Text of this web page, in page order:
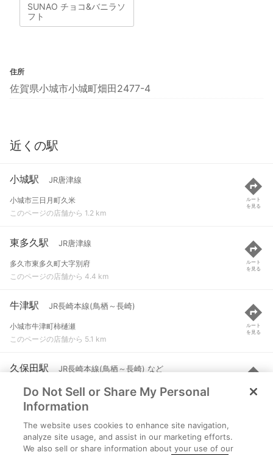
SUNAO チョコ&バニラソ
フト
住所
佐賀県小城市小城町畑田2477-4
近くの駅
小城駅 JR唐津線
小城市三日月町久米
このページの店舗から 1.2 km
ルート
を見る
東多久駅 JR唐津線
多久市東多久町大字別府
このページの店舗から 4.4 km
ルート
を見る
牛津駅 JR長崎本線(鳥栖～長崎)
小城市牛津町柿樋瀬
このページの店舗から 5.1 km
ルート
を見る
久保田駅 JR長崎本線(鳥栖～長崎) など
佐賀市久保田町久富
このページの店舗から 5.6 km
ルート
を見る
バルーンさが駅 JR長崎本線(鳥栖～長崎) など
佐賀市嘉瀬町荻野字黒木篭
Do Not Sell or Share My Personal
Information
The website uses cookies to enhance site navigation,
analyze site usage, and assist in our marketing efforts.
We also sell or share information about your use of our